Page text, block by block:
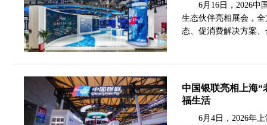
6月16日，2026中
生态伙伴亮相展会，
态、促消费解决方案
中国银联亮相上海“
福生活
6月4日，2026年